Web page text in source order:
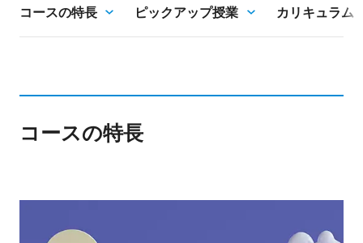
コースの特長 ピックアップ授業 カリキュラム
コースの特長